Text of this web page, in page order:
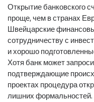
Открытие банковского
проще, чем в странах
Швейцарские
сотрудничеству с
и хорошо
Хотя банк может
подтверждающие
проектах процедура
лишних формальностей.